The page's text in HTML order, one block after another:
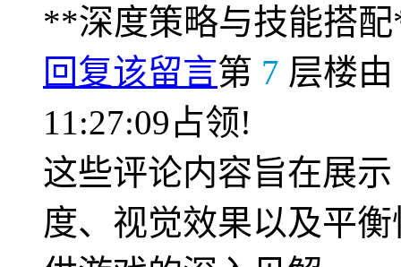
**深度策略与技能搭
回复该留言第 7 层楼由
11:27:09占领!
这些评论内容旨在展
度、视觉效果以及平